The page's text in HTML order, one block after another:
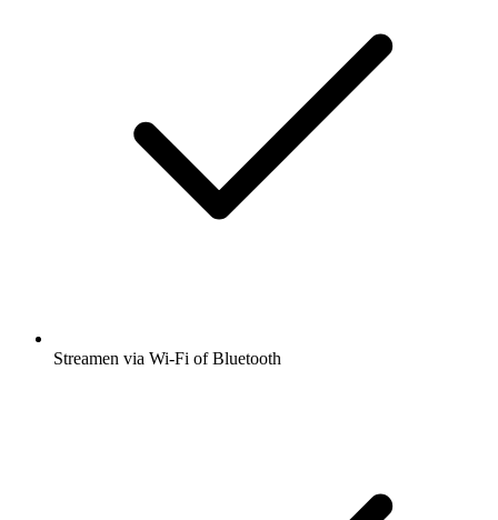
Streamen via Wi-Fi of Bluetooth